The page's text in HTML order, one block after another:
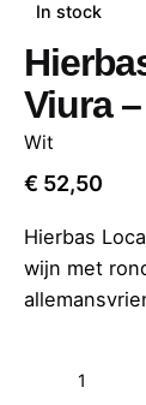
In stock
Viura
Wit
€ 52,50
Hierbas
wijn met